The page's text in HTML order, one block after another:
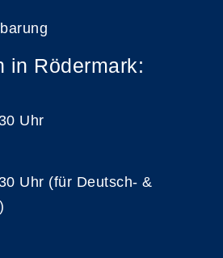
in Rödermark:
Uhr
Uhr (für Deutsch- &